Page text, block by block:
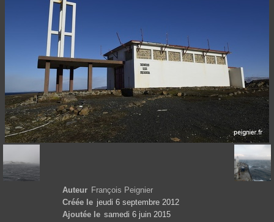
Auteur François Peignier
Créée le jeudi 6 septembre 2012
Ajoutée le samedi 6 juin 2015